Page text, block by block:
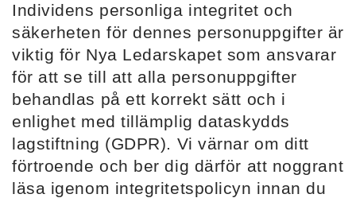
Individens personliga integritet och
säkerheten för dennes personuppgifter är
viktig för Nya Ledarskapet som ansvarar
för att se till att alla personuppgifter
behandlas på ett korrekt sätt och i
enlighet med tillämplig dataskydds
lagstiftning (GDPR). Vi värnar om ditt
förtroende och ber dig därför att noggrant
läsa igenom integritetspolicyn innan du